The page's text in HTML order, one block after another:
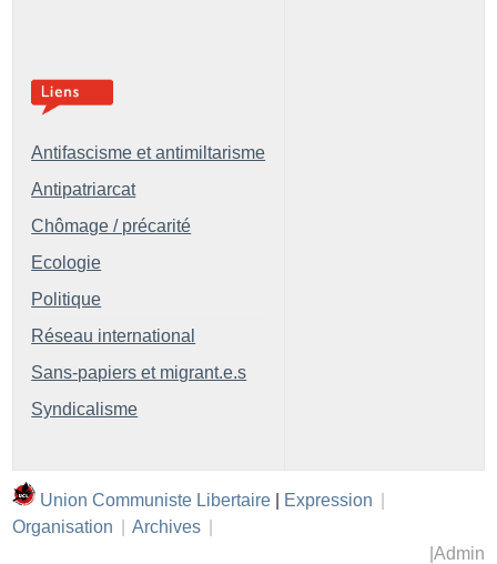
Antifascisme et antimiltarisme
Antipatriarcat
Chômage / précarité
Ecologie
Politique
Réseau international
Sans-papiers et migrant.e.s
Syndicalisme
Union Communiste Libertaire Expression
Organisation
Archives
Admin